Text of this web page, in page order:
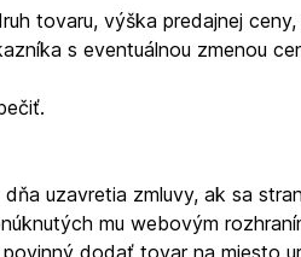
tovaru, výška predajnej
s eventuálnou zmenou
uzavretia zmluvy, ak sa
mu webovým
dodať tovar na miesto